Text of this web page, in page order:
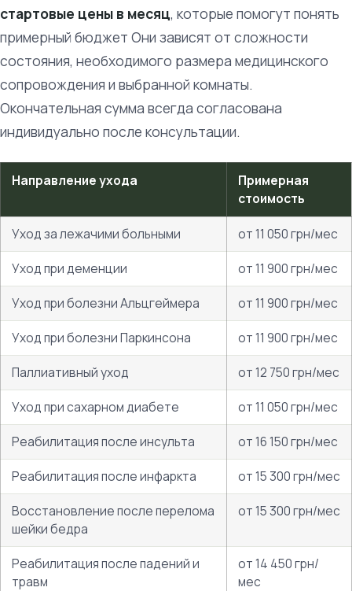
стартовые цены в месяц, которые помогут понять
примерный бюджет Они зависят от сложности
состояния, необходимого размера медицинского
сопровождения и выбранной комнаты.
Окончательная сумма всегда согласована
индивидуально после консультации.
Направление ухода
Примерная
стоимость
Уход за лежачими больными
от 11 050 грн/мес
Уход при деменции
от 11 900 грн/мес
Уход при болезни Альцгеймера
от 11 900 грн/мес
Уход при болезни Паркинсона
от 11 900 грн/мес
Паллиативный уход
от 12 750 грн/мес
Уход при сахарном диабете
от 11 050 грн/мес
Реабилитация после инсульта
от 16 150 грн/мес
Реабилитация после инфаркта
от 15 300 грн/мес
Восстановление после перелома
шейки бедра
от 15 300 грн/мес
Реабилитация после падений и
травм
от 14 450 грн/
мес